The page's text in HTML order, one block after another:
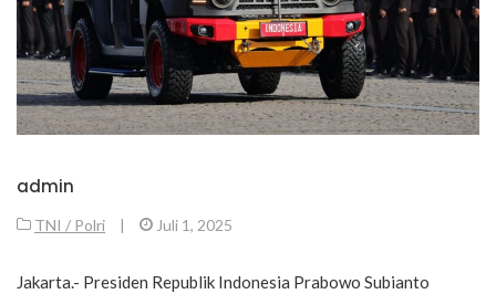
admin
TNI / Polri | Juli 1, 2025
Jakarta.- Presiden Republik Indonesia Prabowo Subianto